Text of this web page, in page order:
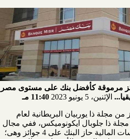
يستحوذ على 6 جوائز مرموقة كأفضل بنك على مستوى مصر
الإثنين، 5 يونيو 2023 11:40 مـ
مصر مؤخراً 5 جوائز من مجلة ذا يوربيان البريطانية لعام
من مجلة ذا جلوبال ايكونوميكس، ففي مجال
الأموال والمراسلين والمؤسسات المالية حاز البنك على 4 جوائز وهى؛